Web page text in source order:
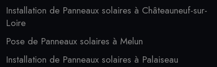
Installation de Panneaux solaires à Châteauneuf-sur-
Loire
Pose de Panneaux solaires à Melun
Installation de Panneaux solaires à Palaiseau